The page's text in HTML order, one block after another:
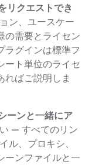
リクエストでき
ン、ユースケー
の需要とライセン
ラグインは標準フ
ート単位のライセ
ればご説明しま
ーンと一緒にア
— すべてのリン
ル、プロキシ、
ーンファイルと一